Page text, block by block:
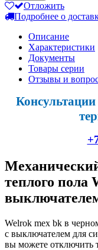
Отложить
Подробнее о
Описание
Характеристики
Документы
Товары серии
Отзывы и
теплого пола
Welrok mex bk в
с выключателем для
вы можете отключить